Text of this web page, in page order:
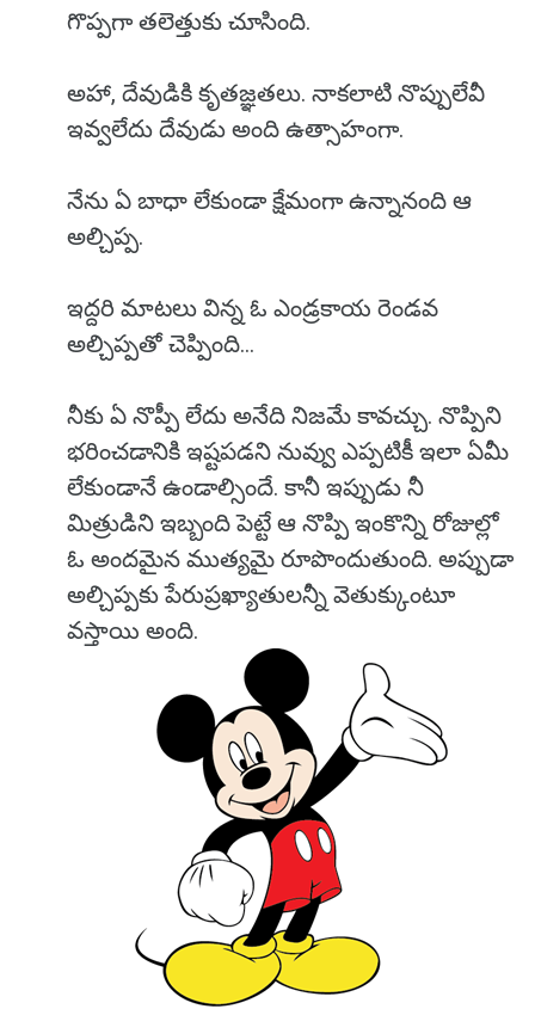
గొప్పగా తలెత్తుకు చూసింది.
అహా, దేవుడికి కృతజ్ఞతలు. నాకలాటి నొప్పులేవీ
ఇవ్వలేదు దేవుడు అంది ఉత్సాహంగా.
నేను ఏ బాధా లేకుండా క్షేమంగా ఉన్నానంది ఆ
అల్చిప్ప.
ఇద్దరి మాటలు విన్న ఓ ఎండ్రకాయ రెండవ
అల్చిప్పతో చెప్పింది...
నీకు ఏ నొప్పీ లేదు అనేది నిజమే కావచ్చు. నొప్పిని
భరించడానికి ఇష్టపడని నువ్వు ఎప్పటికీ ఇలా ఏమీ
లేకుండానే ఉండాల్సిందే. కానీ ఇప్పుడు నీ
మిత్రుడిని ఇబ్బంది పెట్టే ఆ నొప్పి ఇంకొన్ని రోజుల్లో
ఓ అందమైన ముత్యమై రూపొందుతుంది. అప్పుడా
అల్చిప్పకు పేరుప్రఖ్యాతులన్నీ వెతుక్కుంటూ
వస్తాయి అంది.